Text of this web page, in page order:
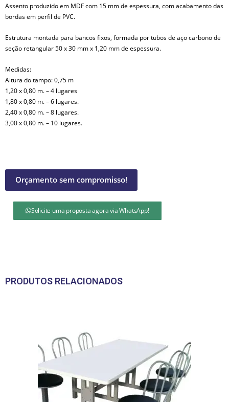
Assento produzido em MDF com 15 mm de espessura, com acabamento das
bordas em perfil de PVC.
Estrutura montada para bancos fixos, formada por tubos de aço carbono de
seção retangular 50 x 30 mm x 1,20 mm de espessura.
Medidas:
Altura do tampo: 0,75 m
1,20 x 0,80 m. – 4 lugares
1,80 x 0,80 m. – 6 lugares.
2,40 x 0,80 m. – 8 lugares.
3,00 x 0,80 m. – 10 lugares.
Orçamento sem compromisso!
Solicite uma proposta agora via WhatsApp!
PRODUTOS RELACIONADOS